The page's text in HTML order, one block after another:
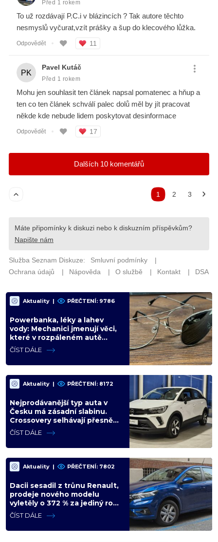
Aktuality | PŘEČTENÍ: 9786
Powerbanka, léky a lahev
vody: Mechanici jmenují věci,
které v rozpáleném autě
nemají co dělat. Hrozí i požár
ČÍST DÁLE
Aktuality | PŘEČTENÍ: 8172
Nejprodávanější typ auta v
Česku má zásadní slabinu.
Crossovery selhávají přesně
tam, kde mají být nejsilnější
ČÍST DÁLE
Aktuality | PŘEČTENÍ: 7802
Dacii sesadil z trůnu Renault,
prodeje nového modelu
vyletěly o 372 % za jediný rok.
Češi ale jedou svojí pohádku
ČÍST DÁLE